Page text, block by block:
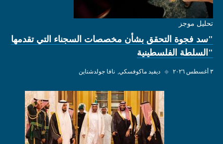
تحليل موجز
"سد فجوة التحقق بشأن مخصصات السجناء التي تقدمها
"السلطة الفلسطينية
٣ أغسطس ٢٠٢٦ ◆ ديفيد ماكوفسكي نافا جولدشتاين